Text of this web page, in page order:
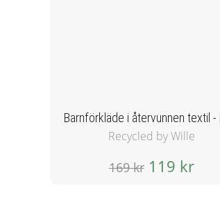
Recycled by Wille
169 kr119 kr